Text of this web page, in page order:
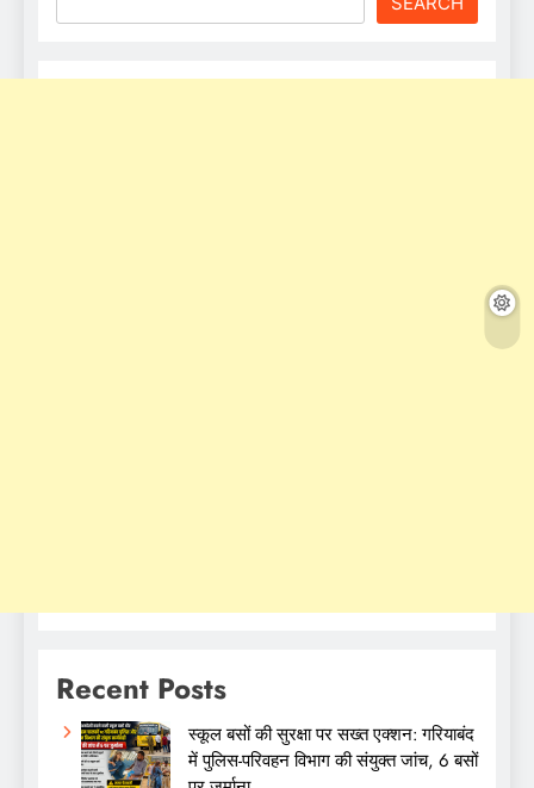
Recent Posts
स्कूल बसों की सुरक्षा पर सख्त एक्शन: गरियाबंद
में पुलिस-परिवहन विभाग की संयुक्त जांच, 6 बसों